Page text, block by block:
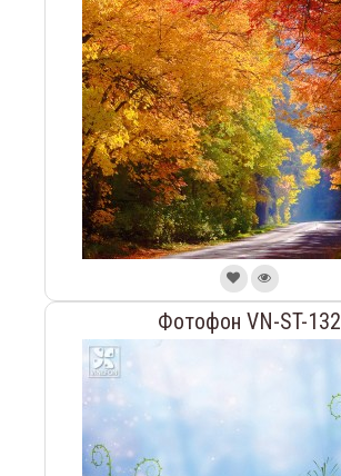
Фотофон VN-ST-132